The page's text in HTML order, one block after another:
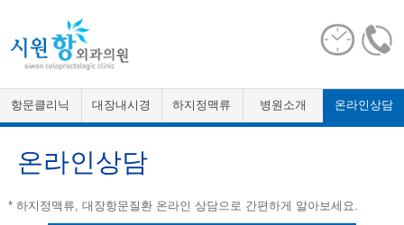
항문클리닉 대장내시경 하지정맥류 병원소개 온라인상담
온라인상담
* 하지정맥류, 대장항문질환 온라인 상담으로 간편하게 알아보세요.